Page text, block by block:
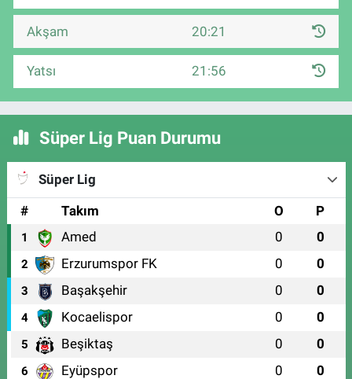
Akşam 20:21
Yatsı 21:56
Süper Lig Puan Durumu
Süper Lig
#
Takım O P
1 Amed 0 0
2 Erzurumspor FK 0 0
3 Başakşehir 0 0
4 Kocaelispor 0 0
5 Beşiktaş 0 0
6 Eyüpspor 0 0